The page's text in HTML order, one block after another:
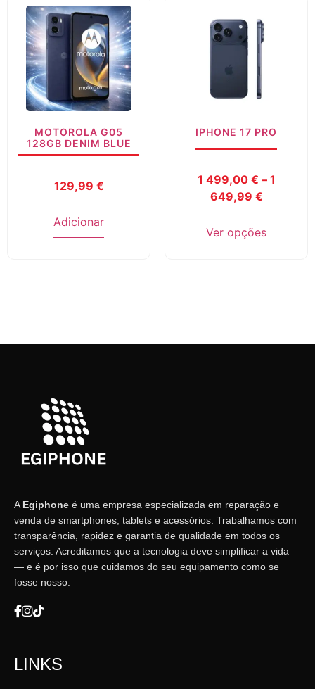
MOTOROLA G05
128GB DENIM BLUE
129,99 €
Adicionar
IPHONE 17 PRO
1 499,00 € – 1
649,99 €
Ver opções
AEgiphone é uma empresa especializada em reparação e
venda de smartphones, tablets e acessórios. Trabalhamos com
transparência, rapidez e garantia de qualidade em todos os
serviços. Acreditamos que a tecnologia deve simplificar a vida
— e é por isso que cuidamos do seu equipamento como se
fosse nosso.
LINKS